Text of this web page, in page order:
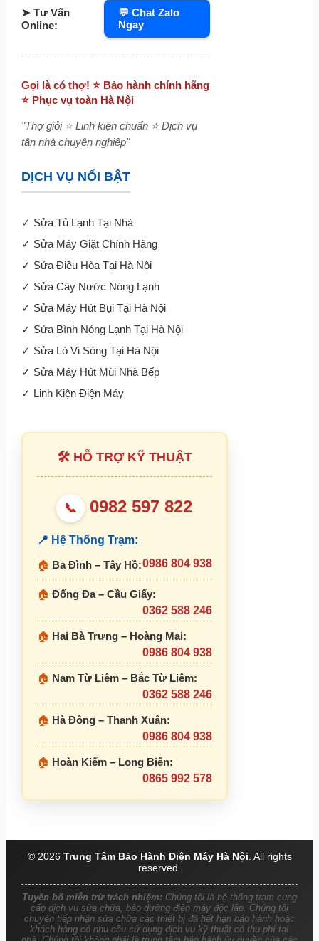
➤ Tư Vấn
Online:
💬 Chat Zalo
Ngay
Gọi là có thợ! ⭐ Bảo hành chính hãng
⭐ Phục vụ toàn Hà Nội
"Thợ giỏi ⭐ Linh kiện chuẩn ⭐ Dịch vụ
tận nhà chuyên nghiệp"
DỊCH VỤ NỔI BẬT
✓ Sửa Tủ Lạnh Tại Nhà
✓ Sửa Máy Giặt Chính Hãng
✓ Sửa Điều Hòa Tại Hà Nội
✓ Sửa Cây Nước Nóng Lạnh
✓ Sửa Máy Hút Bụi Tại Hà Nội
✓ Sửa Bình Nóng Lạnh Tại Hà Nội
✓ Sửa Lò Vi Sóng Tại Hà Nội
✓ Sửa Máy Hút Mùi Nhà Bếp
✓ Linh Kiện Điện Máy
🛠 HỖ TRỢ KỸ THUẬT
📞 0982 597 822
📍 Hệ Thống Trạm:
🏠 Ba Đình – Tây Hồ:0986 804 938
🏠 Đống Đa – Cầu Giấy:
0362 588 246
🏠 Hai Bà Trưng – Hoàng Mai:
0986 804 938
🏠 Nam Từ Liêm – Bắc Từ Liêm:
0362 588 246
🏠 Hà Đông – Thanh Xuân:
0986 804 938
🏠 Hoàn Kiếm – Long Biên:
0865 992 578
© 2026 Trung Tâm Bảo Hành Điện Máy Hà Nội . All rights
reserved.
Tuyên bố miễn trừ trách nhiệm:Chúng tôi là hệ thống trạm cung
cấp dịch vụ sửa chữa, bảo dưỡng điện máy độc lập. Chúng tôi
chuyên tiếp nhận sửa chữa các thiết bị đã hết hạn bảo hành hoặc
khách hàng có nhu cầu sử dụng dịch vụ kỹ thuật có thu phí tại